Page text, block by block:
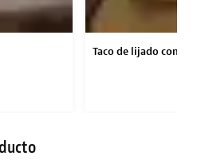
Taco de lijado con